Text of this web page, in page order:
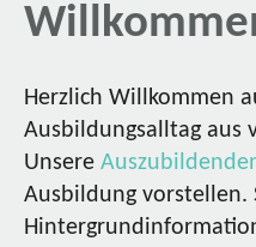
Herzlich Willkommen
Ausbildungsalltag aus
Unsere
Ausbildung vorstellen.